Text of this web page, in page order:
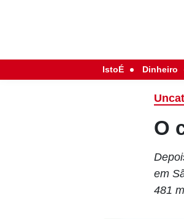
IstoÉ Dinheiro
O
em
481